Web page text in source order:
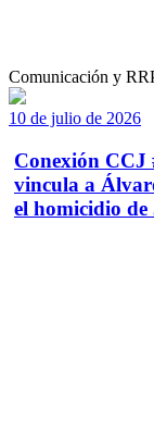
Comunicación y
10 de julio de 2026
Conexión CCJ
vincula a
el homicidio de